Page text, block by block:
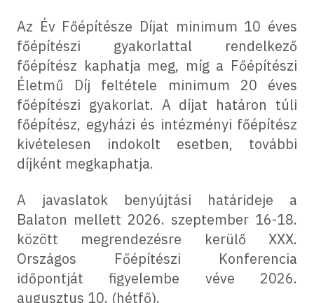
Az Év Főépítésze Díjat minimum 10 éves
főépítészi gyakorlattal rendelkező
főépítész kaphatja meg, míg a Főépítészi
Életmű Díj feltétele minimum 20 éves
főépítészi gyakorlat. A díjat határon túli
főépítész, egyházi és intézményi főépítész
kivételesen indokolt esetben, további
díjként megkaphatja.
A javaslatok benyújtási határideje a
Balaton mellett 2026. szeptember 16-18.
között megrendezésre kerülő XXX.
Országos Főépítészi Konferencia
időpontját figyelembe véve 2026.
augusztus 10. (hétfő).